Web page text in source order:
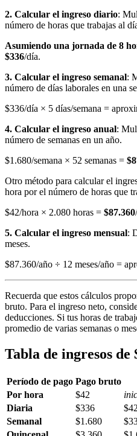
2. Calcular el ingreso diario:
número de horas que trabajas al
Asumiendo una jornada de 8
$336/día.
3. Calcular el ingreso semanal:
número de días laborales en una
$336/día × 5 días/semana =
4. Calcular el ingreso anual:
número de semanas en un año.
$1.680/semana × 52 semanas =
Otro método para calcular el
hora por el número de horas que
$42/hora × 2.080 horas = $87.360
5. Calcular el ingreso mensual:
meses.
$87.360/año ÷ 12 meses/año =
Recuerda que estos cálculos
bruto. Para el ingreso neto,
deducciones. Si tus horas de
promedio de varias semanas o
Tabla de ingresos de
Período de pago Pago bruto
Por hora
$42
Diaria
$336
Semanal
$1.680